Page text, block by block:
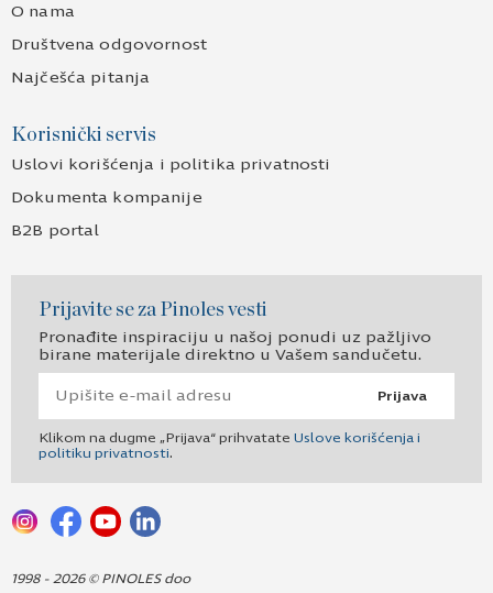
O nama
Društvena odgovornost
Najčešća pitanja
Korisnički servis
Uslovi korišćenja i politika privatnosti
Dokumenta kompanije
B2B portal
Prijavite se za Pinoles vesti
Pronađite inspiraciju u našoj ponudi uz pažljivo
birane materijale direktno u Vašem sandučetu.
Prijava
Klikom na dugme „Prijava“ prihvatate Uslove korišćenja i
politiku privatnosti.
1998 - 2026 © PINOLES doo